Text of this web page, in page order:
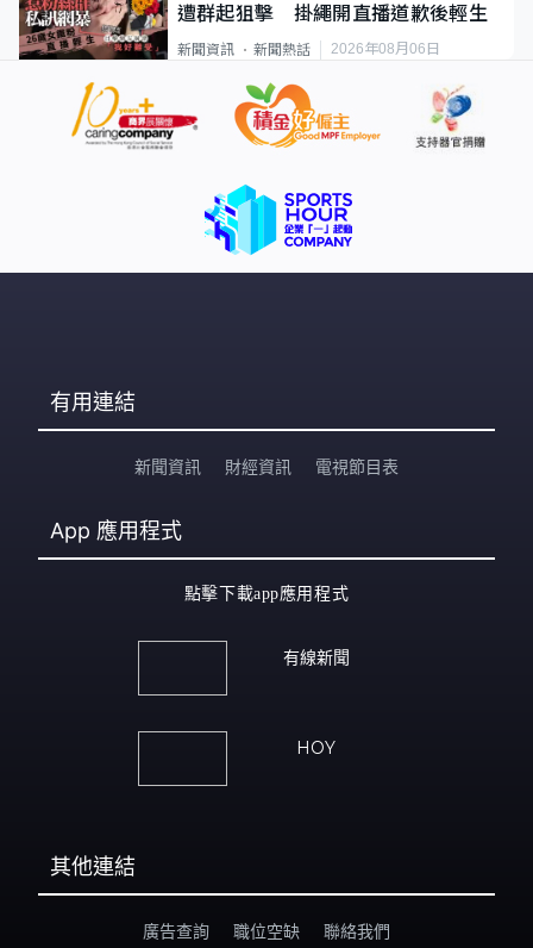
遭群起狙擊 掛繩開直播道歉後輕生
新聞資訊 新聞熱話 2026年08月06日
有用連結
新聞資訊 財經資訊 電視節目表
App 應用程式
點擊下載app應用程式
有線新聞
HOY
其他連結
廣告查詢 職位空缺 聯絡我們